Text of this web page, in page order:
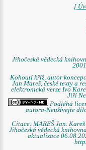
[
Jihočeská vědecká
Kohoutí kříž, autor
Jan Mareš, české texty a
elektronická verze Ivo
Jiří
Podléhá
autora-Neužívejte
Citace: MAREŠ Jan.
Jihočeská vědecká
aktualizace